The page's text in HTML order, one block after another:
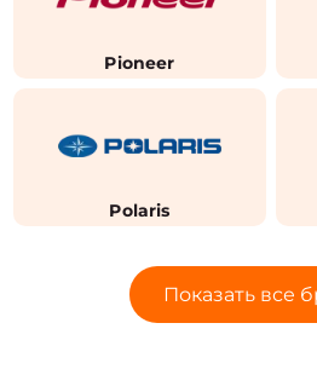
Pioneer
Polaris
Показать все